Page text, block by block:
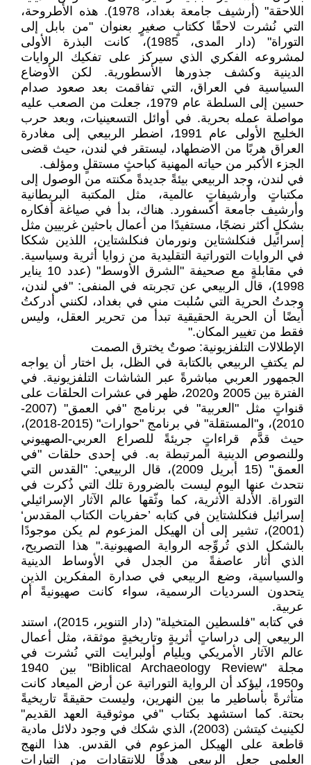
اللاحقة" (أرشيف جامعة بغداد، 1978). هذه الأطروحة،
التي نُشرت لاحقًا ككتابٍ صغيرٍ بعنوان "من بابل إلى
التوراة" (دار المدى، 1985)، كانت البذرة الأولى
لمشروعه الفكري الذي سيركز على تفكيك الروايات
الدينية وكشف جذورها الأسطورية. لكن الأوضاع
السياسية في العراق، التي تفاقمت بعد صعود صدام
حسين إلى السلطة عام 1979، جعلت من الصعب عليه
مواصلة عمله بحرية. في أوائل التسعينيات، وبعد حرب
الخليج الأولى عام 1991، اضطر الربيعي إلى مغادرة
العراق هربًا من الاضطهاد، ليستقر في لندن، حيث قضى
الجزء الأكبر من حياته المهنية كباحثٍ مستقلٍ ومؤلف.
في لندن، وجد الربيعي بيئةً جديدةً مكنته من الوصول إلى
مكتباتٍ وأرشيفاتٍ عالمية، مثل المكتبة البريطانية
وأرشيف جامعة أكسفورد. هناك، بدأ في صياغة أفكاره
بشكلٍ أكثر نضجًا، مستفيدًا من أعمال باحثين غربيين مثل
إسرائيل فنكلشتاين ونورمان فنكلشتاين، اللذين شككا
في الروايات التوراتية التقليدية من زوايا أثرية وسياسية.
في مقابلةٍ مع صحيفة "الشرق الأوسط" (عدد 10 يناير
1998)، قال الربيعي عن تجربته في المنفى: "في لندن،
وجدتُ الحرية التي سُلبت مني في بغداد، لكنني أدركتُ
أيضًا أن الحرية الحقيقية تبدأ من تحرير العقل، وليس
فقط من تغيير المكان."
الإطلالات التلفزيونية: صوتٌ يخترق الصمت
لم يكتفِ الربيعي بالكتابة في الظل، بل اختار أن يواجه
الجمهور العربي مباشرةً عبر الشاشات التلفزيونية. في
الفترة بين 2005 و2020، ظهر في عشرات الحلقات على
قنواتٍ مثل "العربية" في برنامج "في العمق" (2007-
2010)، و"المستقلة" في برنامج "حوارات" (2015-2018)،
حيث قدَّم قراءاتٍ جريئةً للصراع العربي-الصهيوني
وللنصوص الدينية المرتبطة به. في إحدى حلقات "في
العمق" (15 أبريل 2009)، قال الربيعي: "القدس التي
نتحدث عنها اليوم ليست بالضرورة تلك التي ذُكرت في
التوراة. الأدلة الأثرية، كما وثّقها عالم الآثار الإسرائيلي
إسرائيل فنكلشتاين في كتابه ’حفريات الكتاب المقدس‘
(2001)، تشير إلى أن الهيكل المزعوم لم يكن موجودًا
بالشكل الذي تُروِّجه الرواية الصهيونية." هذا التصريح،
الذي أثار عاصفةً من الجدل في الأوساط الدينية
والسياسية، وضع الربيعي في صدارة المفكرين الذين
يتحدون السرديات الرسمية، سواء كانت صهيونيةً أم
عربية.
في كتابه "فلسطين المتخيلة" (دار التنوير، 2015)، استند
الربيعي إلى دراساتٍ أثريةٍ وتاريخيةٍ موثقة، مثل أعمال
عالم الآثار الأمريكي ويليام أولبرايت التي نُشرت في
مجلة "Biblical Archaeology Review" بين 1940
و1950، ليؤكد أن الرواية التوراتية عن أرض الميعاد كانت
متأثرةً بأساطير ما بين النهرين، وليست حقيقةً تاريخيةً
بحتة. كما استشهد بكتاب "في موثوقية العهد القديم"
لكينيث كيتشن (2003)، الذي شكك في وجود دلائل مادية
قاطعة على الهيكل المزعوم في القدس. هذا النهج
العلمي جعل الربيعي هدفًا للانتقادات من التيارات